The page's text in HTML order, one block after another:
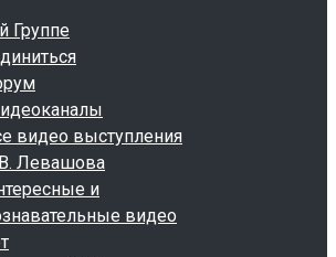
Группе
видео выступления
Левашова
и
видео